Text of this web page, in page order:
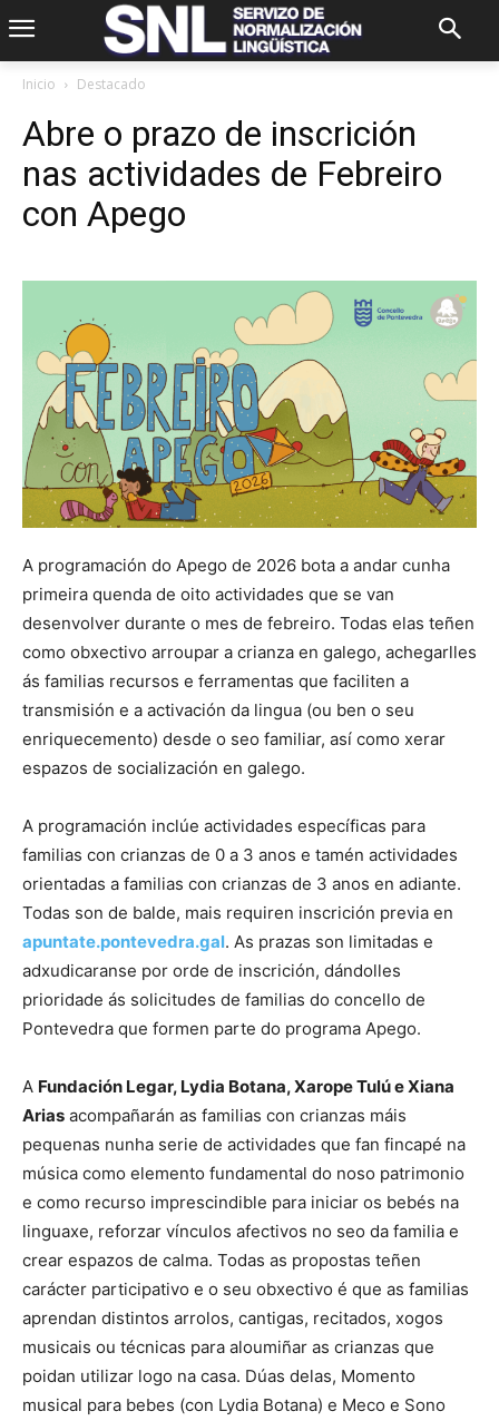
Inicio Destacado
Abre o prazo de inscrición
nas actividades de Febreiro
con Apego
A programación do Apego de 2026 bota a andar cunha
primeira quenda de oito actividades que se van
desenvolver durante o mes de febreiro. Todas elas teñen
como obxectivo arroupar a crianza en galego, achegarlles
ás familias recursos e ferramentas que faciliten a
transmisión e a activación da lingua (ou ben o seu
enriquecemento) desde o seo familiar, así como xerar
espazos de socialización en galego.
A programación inclúe actividades específicas para
familias con crianzas de 0 a 3 anos e tamén actividades
orientadas a familias con crianzas de 3 anos en adiante.
Todas son de balde, mais requiren inscrición previa en
apuntate.pontevedra.gal. As prazas son limitadas e
adxudicaranse por orde de inscrición, dándolles
prioridade ás solicitudes de familias do concello de
Pontevedra que formen parte do programa Apego.
A Fundación Legar, Lydia Botana, Xarope Tulú e Xiana
Arias acompañarán as familias con crianzas máis
pequenas nunha serie de actividades que fan fincapé na
música como elemento fundamental do noso patrimonio
e como recurso imprescindible para iniciar os bebés na
linguaxe, reforzar vínculos afectivos no seo da familia e
crear espazos de calma. Todas as propostas teñen
carácter participativo e o seu obxectivo é que as familias
aprendan distintos arrolos, cantigas, recitados, xogos
musicais ou técnicas para aloumiñar as crianzas que
poidan utilizar logo na casa. Dúas delas, Momento
musical para bebes (con Lydia Botana) e Meco e Sono